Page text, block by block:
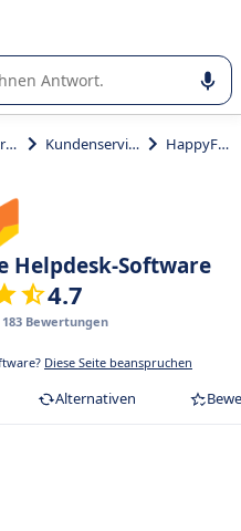
Nutzung oder Auswahl
Kundenmanagement und Vertrieb Kundenservice HappyFox
Helpdesk-Software
4.7
183 Bewertungen
Diese Seite beanspruchen
Alternativen